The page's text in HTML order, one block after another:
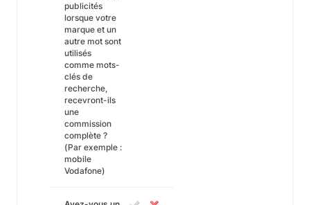
publicités
lorsque votre
marque et un
autre mot sont
utilisés
comme mots-
clés de
recherche,
recevront-ils
une
commission
complète ?
(Par exemple :
mobile
Vodafone)